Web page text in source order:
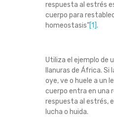
respuesta al estrés
cuerpo para
homeostasis”[1].
Utiliza el ejemplo de
llanuras de África. Si
oye, ve o huele a un
cuerpo entra en una
respuesta al estrés,
lucha o huida.